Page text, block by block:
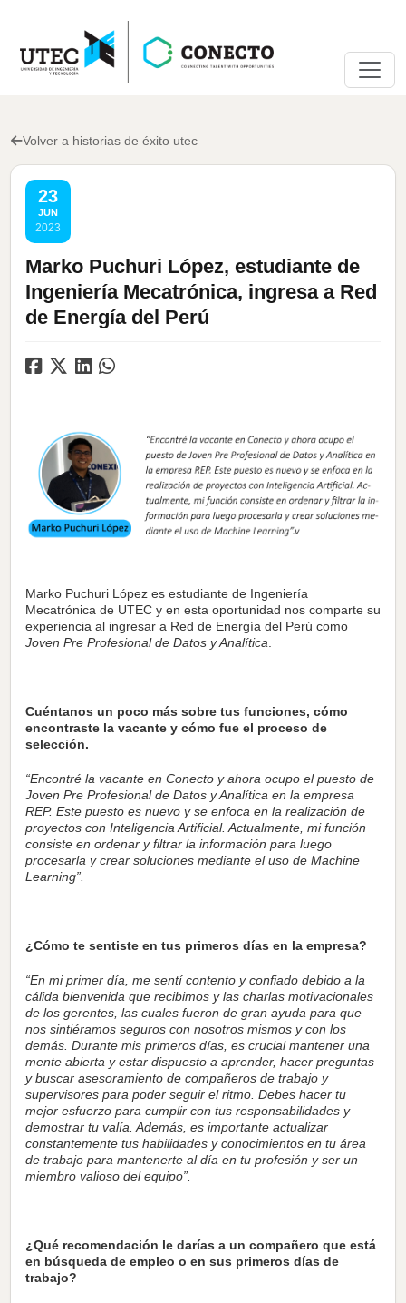
Volver a historias de éxito utec
23
JUN
2023
Marko Puchuri López, estudiante de
Ingeniería Mecatrónica, ingresa a Red
de Energía del Perú
Marko Puchuri López es estudiante de Ingeniería
Mecatrónica de UTEC y en esta oportunidad nos comparte su
experiencia al ingresar a Red de Energía del Perú como
Joven Pre Profesional de Datos y Analítica
Cuéntanos un poco más sobre tus funciones, cómo
encontraste la vacante y cómo fue el proceso de
selección.
“Encontré la vacante en Conecto y ahora ocupo el puesto de
Joven Pre Profesional de Datos y Analítica en la empresa
REP. Este puesto es nuevo y se enfoca en la realización de
proyectos con Inteligencia Artificial. Actualmente, mi función
consiste en ordenar y filtrar la información para luego
procesarla y crear soluciones mediante el uso de Machine
Learning”.
¿Cómo te sentiste en tus primeros días en la empresa?
“En mi primer día, me sentí contento y confiado debido a la
cálida bienvenida que recibimos y las charlas motivacionales
de los gerentes, las cuales fueron de gran ayuda para que
nos sintiéramos seguros con nosotros mismos y con los
demás. Durante mis primeros días, es crucial mantener una
mente abierta y estar dispuesto a aprender, hacer preguntas
y buscar asesoramiento de compañeros de trabajo y
supervisores para poder seguir el ritmo. Debes hacer tu
mejor esfuerzo para cumplir con tus responsabilidades y
demostrar tu valía. Además, es importante actualizar
constantemente tus habilidades y conocimientos en tu área
de trabajo para mantenerte al día en tu profesión y ser un
miembro valioso del equipo”.
¿Qué recomendación le darías a un compañero que está
en búsqueda de empleo o en sus primeros días de
trabajo?